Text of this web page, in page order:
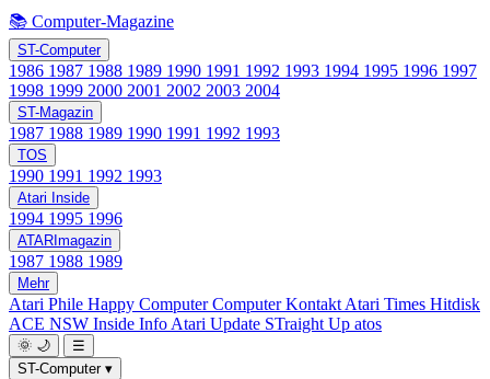
📚 Computer-Magazine
ST-Computer
1986 1987 1988 1989 1990 1991 1992 1993 1994 1995 1996 1997
1998 1999 2000 2001 2002 2003 2004
ST-Magazin
1987 1988 1989 1990 1991 1992 1993
TOS
1990 1991 1992 1993
Atari Inside
1994 1995 1996
ATARImagazin
1987 1988 1989
Mehr
Atari Phile Happy ComputerComputer Kontakt Atari Times Hitdisk
ACE NSW Inside Info Atari Update STraight Up atos
🌞 🌙
☰
ST-Computer ▾